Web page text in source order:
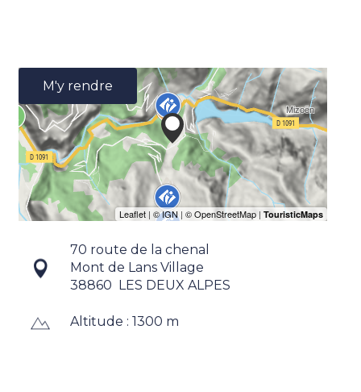
M'y rendre
70 route de la chenal
Mont de Lans Village
38860 LES DEUX ALPES
Altitude : 1300 m